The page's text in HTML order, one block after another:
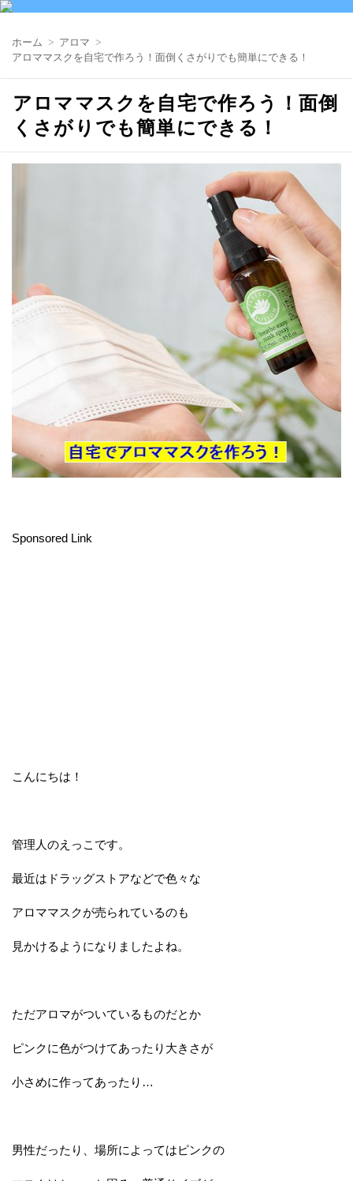
ホーム
アロマ
アロママスクを自宅で作ろう！面倒くさがりでも簡単にできる！
アロママスクを自宅で作ろう！面倒
くさがりでも簡単にできる！
Sponsored Link
こんにちは！
管理人のえっこです。
最近はドラッグストアなどで色々な
アロママスクが売られているのも
見かけるようになりましたよね。
ただアロマがついているものだとか
ピンクに色がつけてあったり大きさが
小さめに作ってあったり…
男性だったり、場所によってはピンクの